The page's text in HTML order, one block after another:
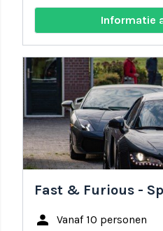
Informatie
Fast & Furious -
person Vanaf 10 personen